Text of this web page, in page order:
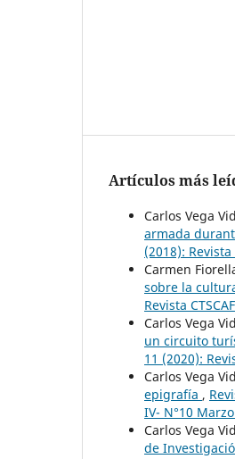
Artículos más
Carlos Vega
armada
(2018):
Carmen
sobre la
Revista
Carlos Vega
un circuito
11 (2020):
Carlos Vega
epigrafía ,
IV- N°10
Carlos Vega
de